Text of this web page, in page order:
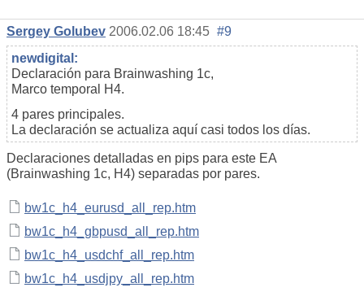
Sergey Golubev 2006.02.06 18:45 #9
newdigital:
Declaración para Brainwashing 1c,
Marco temporal H4.
4 pares principales.
La declaración se actualiza aquí casi todos los días.
Declaraciones detalladas en pips para este EA
(Brainwashing 1c, H4) separadas por pares.
bw1c_h4_eurusd_all_rep.htm
bw1c_h4_gbpusd_all_rep.htm
bw1c_h4_usdchf_all_rep.htm
bw1c_h4_usdjpy_all_rep.htm